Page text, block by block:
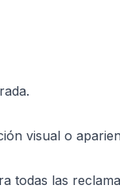
visual o
todas las